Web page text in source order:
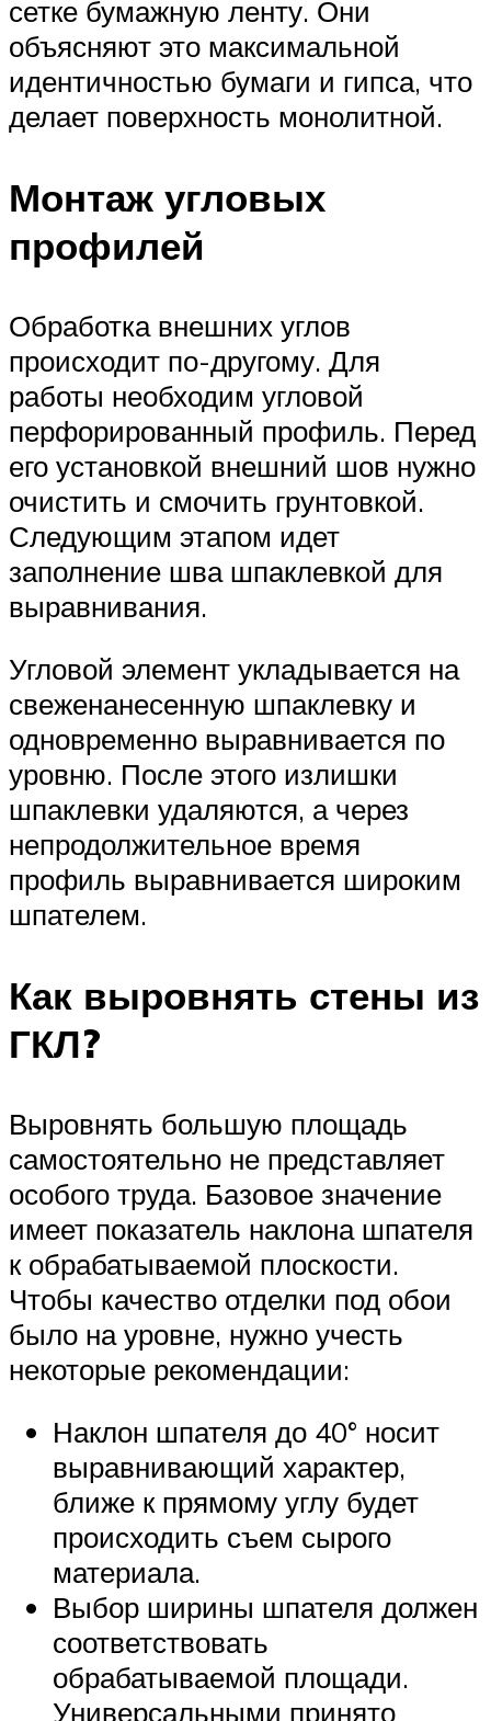
сетке бумажную ленту. Они
объясняют это максимальной
идентичностью бумаги и гипса, что
делает поверхность монолитной.
Монтаж угловых
профилей
Обработка внешних углов
происходит по-другому. Для
работы необходим угловой
перфорированный профиль. Перед
его установкой внешний шов нужно
очистить и смочить грунтовкой.
Следующим этапом идет
заполнение шва шпаклевкой для
выравнивания.
Угловой элемент укладывается на
свеженанесенную шпаклевку и
одновременно выравнивается по
уровню. После этого излишки
шпаклевки удаляются, а через
непродолжительное время
профиль выравнивается широким
шпателем.
Как выровнять стены из
ГКЛ?
Выровнять большую площадь
самостоятельно не представляет
особого труда. Базовое значение
имеет показатель наклона шпателя
к обрабатываемой плоскости.
Чтобы качество отделки под обои
было на уровне, нужно учесть
некоторые рекомендации:
Наклон шпателя до 40° носит
выравнивающий характер,
ближе к прямому углу будет
происходить съем сырого
материала.
Выбор ширины шпателя должен
соответствовать
обрабатываемой площади.
Универсальными принято